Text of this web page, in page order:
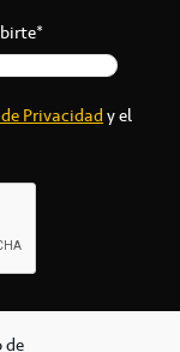
Privacidady el